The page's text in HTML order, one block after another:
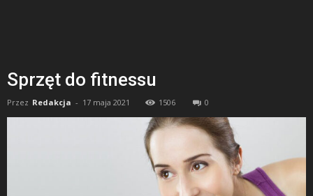
Sprzęt do fitnessu
Przez Redakcja - 17 maja 2021 1506 0